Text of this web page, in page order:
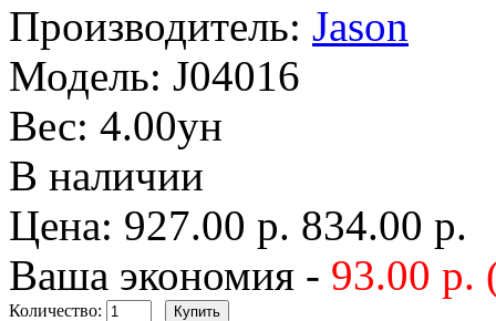
Производитель: Jason
Модель: J04016
Вес: 4.00ун
В наличии
Цена: 927.00 р. 834.00 р.
Ваша экономия - 93.00 р.
Количество: